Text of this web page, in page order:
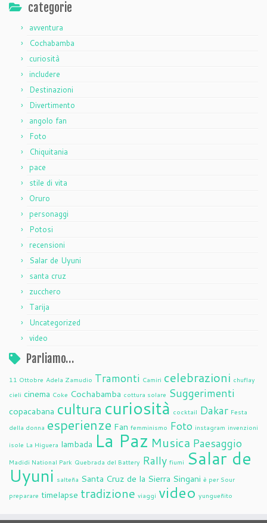
categorie
avventura
Cochabamba
curiosità
includere
Destinazioni
Divertimento
angolo fan
Foto
Chiquitania
pace
stile di vita
Oruro
personaggi
Potosi
recensioni
Salar de Uyuni
santa cruz
zucchero
Tarija
Uncategorized
video
Parliamo…
11 Ottobre Adela Zamudio Tramonti Camiri celebrazioni chuflay
cieli cinema Coke Cochabamba cottura solare Suggerimenti
copacabana cultura curiosità cocktail Dakar Festa
della donna esperienze Fan femminismo Foto instagram invenzioni
isole La Higuera lambada La Paz Musica Paesaggio
Madidi National Park Quebrada del Battery Rally fiumi Salar de
Uyuni salteña Santa Cruz de la Sierra Singani è per Sour
preparare timelapse tradizione viaggi video yungueñito